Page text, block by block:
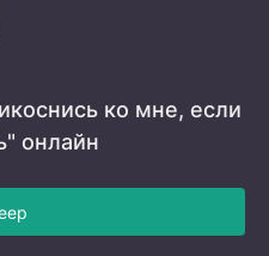
ко мне, если
онлайн